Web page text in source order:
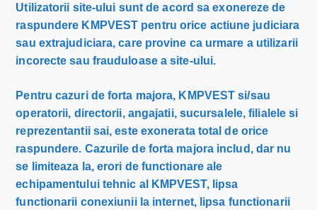
Utilizatorii site-ului sunt de acord sa exonereze de
raspundere KMPVEST pentru orice actiune judiciara
sau extrajudiciara, care provine ca urmare a utilizarii
incorecte sau frauduloase a site-ului.
Pentru cazuri de forta majora, KMPVEST si/sau
operatorii, directorii, angajatii, sucursalele, filialele si
reprezentantii sai, este exonerata total de orice
raspundere. Cazurile de forta majora includ, dar nu
se limiteaza la, erori de functionare ale
echipamentului tehnic al KMPVEST, lipsa
functionarii conexiunii la internet, lipsa functionarii